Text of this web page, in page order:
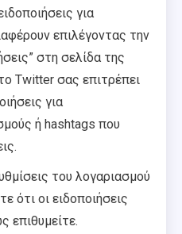
για
επιλέγοντας την
στη σελίδα της
Twitter σας επιτρέπει
για
ή hashtags που
του λογαριασμού
ότι οι ειδοποιήσεις
επιθυμείτε.